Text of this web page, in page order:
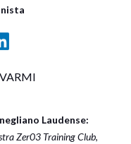
Laudense:
Zer03 Training Club,